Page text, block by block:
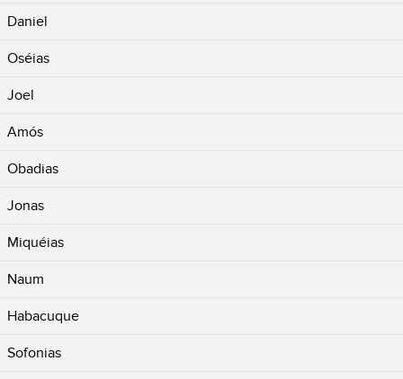
Daniel
Oséias
Joel
Amós
Obadias
Jonas
Miquéias
Naum
Habacuque
Sofonias